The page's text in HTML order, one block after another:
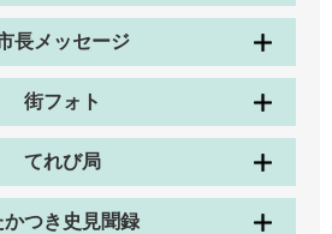
長メッセージ
街フォト
てれび局
かつき史見聞録